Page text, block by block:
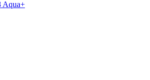
Aqua+